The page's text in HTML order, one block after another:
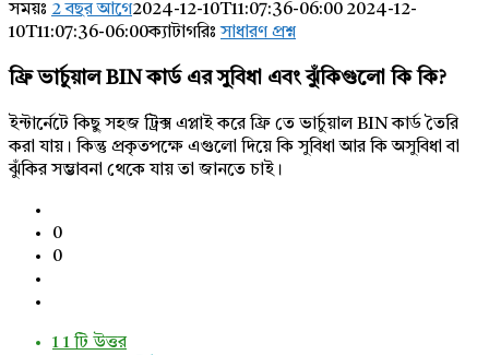
প্রশ্ন
সময়ঃ 2 বছর আগে2024-12-10T11:07:36-06:00 2024-12-
10T11:07:36-06:00ক্যাটাগরিঃসাধারণ প্রশ্ন
ফ্রি ভার্চুয়াল BIN কার্ড এর সুবিধা এবং ঝুঁকিগুলো কি কি?
ইন্টার্নেটে কিছু সহজ ট্রিক্স এপ্লাই করে ফ্রি তে ভার্চুয়াল BIN কার্ড তৈরি
করা যায়। কিন্তু প্রকৃতপক্ষে এগুলো দিয়ে কি সুবিধা আর কি অসুবিধা বা
ঝুঁকির সম্ভাবনা থেকে যায় তা জানতে চাই।
0
0
1 1 টি উত্তর